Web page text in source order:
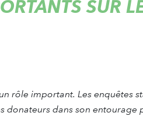
SUR
rôle important. Les enquêtes
donateurs dans son entourage